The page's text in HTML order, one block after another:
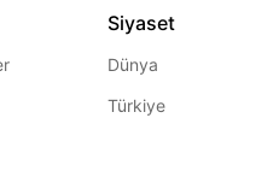
Siyaset
Dünya
Türkiye